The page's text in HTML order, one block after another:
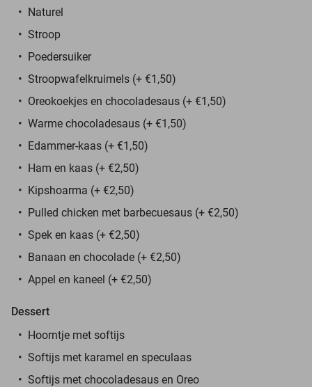
Naturel
Stroop
Poedersuiker
Stroopwafelkruimels (+ €1,50)
Oreokoekjes en chocoladesaus (+ €1,50)
Warme chocoladesaus (+ €1,50)
Edammer-kaas (+ €1,50)
Ham en kaas (+ €2,50)
Kipshoarma (+ €2,50)
Pulled chicken met barbecuesaus (+ €2,50)
Spek en kaas (+ €2,50)
Banaan en chocolade (+ €2,50)
Appel en kaneel (+ €2,50)
Dessert
Hoorntje met softijs
Softijs met karamel en speculaas
Softijs met chocoladesaus en Oreo